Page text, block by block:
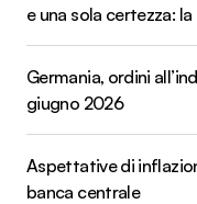
e una sola certezza:
Germania, ordini
giugno 2026
Aspettative di
banca centrale